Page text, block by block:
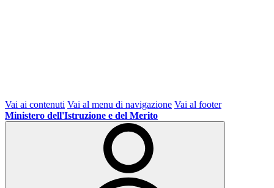
Vai ai contenuti Vai al menu di navigazione Vai al footer
Ministero dell'Istruzione e del Merito